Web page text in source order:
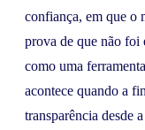
confiança, em que o
prova de que não foi
como uma
acontece quando a
transparência desde